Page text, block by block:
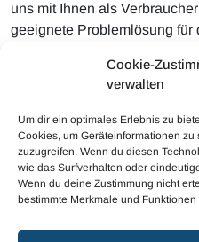
Cookie-
verwalten
Um dir ein optimales Erlebnis zu
Cookies, um Geräteinformationen
zuzugreifen. Wenn du diesen
wie das Surfverhalten oder
Wenn du deine Zustimmung nicht
bestimmte Merkmale und
uns mit Ihnen als
geeignete Problemlösung für
ebenso ausgesprochen
Glasschaden mitschicken,
Einschätzung möglich ist.
© 2023 Mobiler Autoglas